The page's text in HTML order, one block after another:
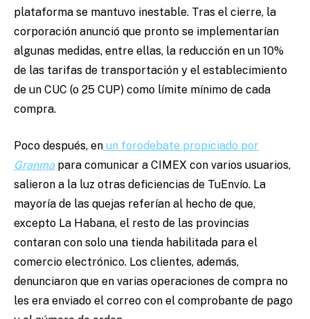
plataforma se mantuvo inestable. Tras el cierre, la
corporación anunció que pronto se implementarían
algunas medidas, entre ellas, la reducción en un 10%
de las tarifas de transportación y el establecimiento
de un CUC (o 25 CUP) como límite mínimo de cada
compra.
Poco después, en un forodebate propiciado por
Granmapara comunicar a CIMEX con varios usuarios,
salieron a la luz otras deficiencias de TuEnvío. La
mayoría de las quejas referían al hecho de que,
excepto La Habana, el resto de las provincias
contaran con solo una tienda habilitada para el
comercio electrónico. Los clientes, además,
denunciaron que en varias operaciones de compra no
les era enviado el correo con el comprobante de pago